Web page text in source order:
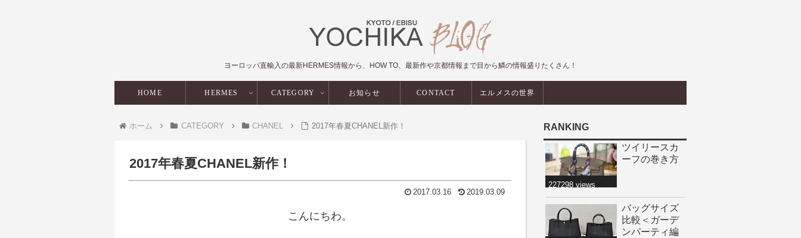
ヨーロッパ直輸入の最新HERMES情報から、HOW TO、最新作や京都情報まで目から鱗の情報盛りたくさん！
HOME HERMES CATEGORY お知らせ CONTACT エルメスの世界
ホーム CATEGORY CHANEL 2017年春夏CHANEL新作！
2017年春夏CHANEL新作！
2017.03.16 2019.03.09
こんにちわ。
RANKING
ツイリースカ
ーフの巻き方
227298 views
バッグサイズ
比較＜ガーデ
ンパーティ編